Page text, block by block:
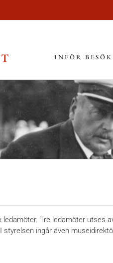
INFÖR
Tre ledamöter utses
ingår även